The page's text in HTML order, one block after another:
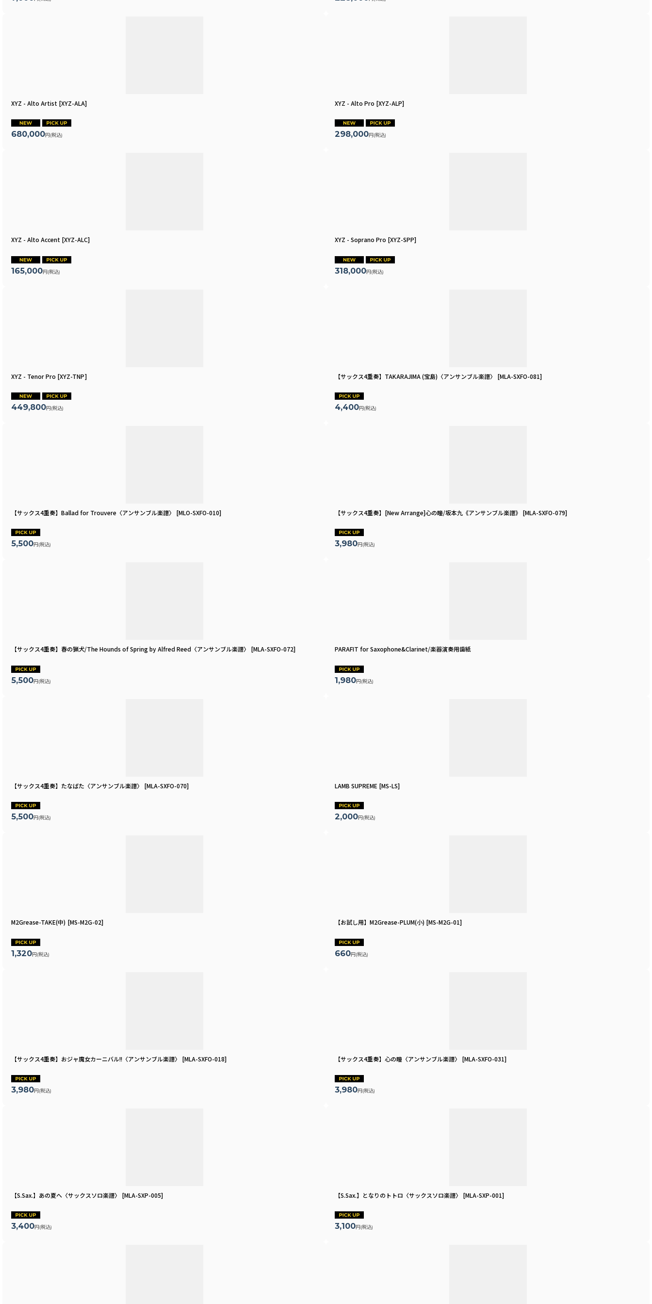
XYZ - Alto Artist [XYZ-ALA]
680,000円 (税込)
XYZ - Alto Pro [XYZ-ALP]
298,000円 (税込)
XYZ - Alto Accent [XYZ-ALC]
165,000円(税込)
XYZ - Soprano Pro [XYZ-SPP]
318,000円(税込)
XYZ - Tenor Pro [XYZ-TNP]
449,800円(税込)
【サックス4重奏】TAKARAJIMA (宝島)〈アンサンブル楽譜〉 [MLA-SXFO-081]
4,400円(税込)
【サックス4重奏】Ballad for Trouvere〈アンサンブル楽譜〉 [MLO-SXFO-010]
5,500円 (税込)
【サックス4重奏】[New Arrange]心の瞳/坂本九《アンサンブル楽譜》 [MLA-SXFO-079]
3,980円 (税込)
【サックス4重奏】春の猟犬/The Hounds of Spring by Alfred Reed〈アンサンブル楽譜〉 [MLA-SXFO-072]
5,500円(税込)
PARAFIT for Saxophone&Clarinet/楽器演奏用歯紙
1,980円(税込)
【サックス4重奏】たなばた〈アンサンブル楽譜〉 [MLA-SXFO-070]
5,500円 (税込)
LAMB SUPREME [MS-LS]
2,000円 (税込)
M2Grease-TAKE(中) [MS-M2G-02]
1,320円(税込)
【お試し用】M2Grease-PLUM(小) [MS-M2G-01]
660円(税込)
【サックス4重奏】おジャ魔女カーニバル!!〈アンサンブル楽譜〉 [MLA-SXFO-018]
3,980円(税込)
【サックス4重奏】心の瞳〈アンサンブル楽譜〉 [MLA-SXFO-031]
3,980円(税込)
【S.Sax.】あの夏へ〈サックスソロ楽譜〉 [MLA-SXP-005]
3,400円 (税込)
【S.Sax.】となりのトトロ〈サックスソロ楽譜〉 [MLA-SXP-001]
3,100円 (税込)